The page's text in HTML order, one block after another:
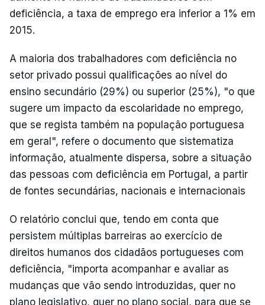
deficiência, a taxa de emprego era inferior a 1% em
2015.
A maioria dos trabalhadores com deficiência no
setor privado possui qualificações ao nível do
ensino secundário (29%) ou superior (25%), "o que
sugere um impacto da escolaridade no emprego,
que se regista também na população portuguesa
em geral", refere o documento que sistematiza
informação, atualmente dispersa, sobre a situação
das pessoas com deficiência em Portugal, a partir
de fontes secundárias, nacionais e internacionais
O relatório conclui que, tendo em conta que
persistem múltiplas barreiras ao exercício de
direitos humanos dos cidadãos portugueses com
deficiência, "importa acompanhar e avaliar as
mudanças que vão sendo introduzidas, quer no
plano legislativo, quer no plano social, para que se